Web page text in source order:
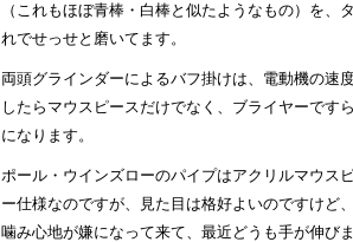
（これもほぼ青棒・白棒と似たようなもの）を、
れでせっせと磨いてます。
両頭グラインダーによるバフ掛けは、電動機の速
したらマウスピースだけでなく、ブライヤーです
になります。
ポール・ウインズローのパイプはアクリルマウス
ー仕様なのですが、見た目は格好よいのですけど
噛み心地が嫌になって来て、最近どうも手が伸び